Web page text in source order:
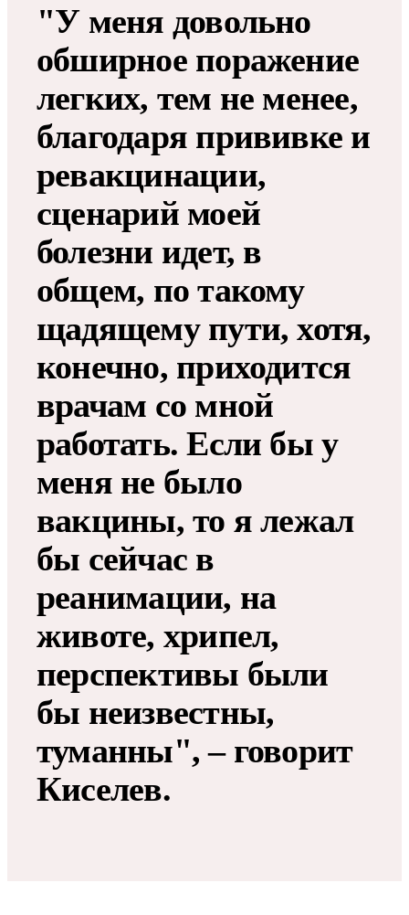
"У меня довольно
обширное поражение
легких, тем не менее,
благодаря прививке и
ревакцинации,
сценарий моей
болезни идет, в
общем, по такому
щадящему пути, хотя,
конечно, приходится
врачам со мной
работать. Если бы у
меня не было
вакцины, то я лежал
бы сейчас в
реанимации, на
животе, хрипел,
перспективы были
бы неизвестны,
туманны", – говорит
Киселев.